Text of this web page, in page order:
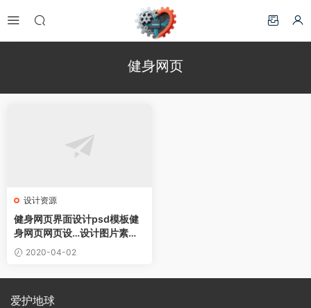
健身网页
设计资源
健身网页界面设计psd模板健
身网页网页设…设计图片素材
下载2020-04-02
爱护地球